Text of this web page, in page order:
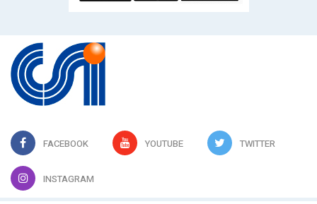
FACEBOOK YOUTUBE TWITTER
INSTAGRAM